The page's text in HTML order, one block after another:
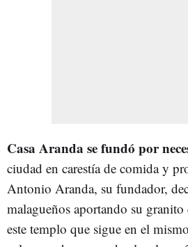
Casa Aranda se fundó por
ciudad en carestía de comida y
Antonio Aranda, su fundador,
malagueños aportando su granito
este templo que sigue en el